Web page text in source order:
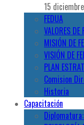
15
FEDUA
VALORES DE
MISIÓN DE
VISIÓN DE
PLAN
Comision
Historia
Capacitación
Diplomatura: